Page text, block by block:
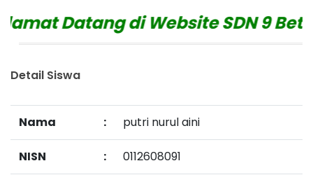
Datang di Website SDN 9
Detail Siswa
Nama : putri nurul aini
NISN : 0112608091